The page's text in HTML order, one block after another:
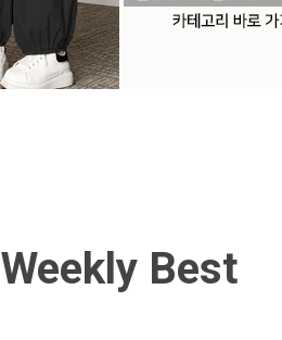
Weekly Best